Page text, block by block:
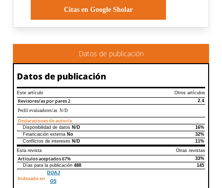
Citas en Google Sholar
Datos de publicación
Datos de publicación
Este artículo Otros artículos
Revisores/as por pares2
2.4
Perfil evaluadores/as N/D
Declaraciones de autoría
Declaraciones de autoríaEste artículo
Disponibilidad de datos N/D
16%
Financiación externa No
32%
Conflictos de intereses N/D
11%
Esta revista
Otras revistas
Artículos aceptados67%
33%
Días para la publicación488 145
Indexado en
DOAJ
GS